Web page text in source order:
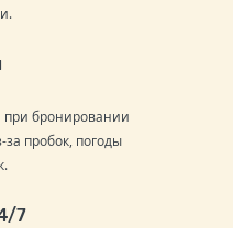
при бронировании
пробок, погоды
7